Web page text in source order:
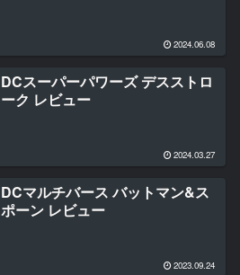
2024.06.08
DCスーパーパワーズ デスストロ
ーク レビュー
2024.03.27
DCマルチバース バットマン&ス
ポーン レビュー
2023.09.24